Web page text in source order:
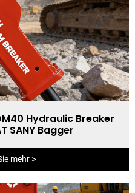
Hydraulic Breaker
SANY Bagger
mehr >